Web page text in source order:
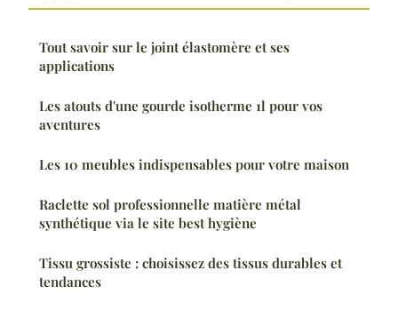
Tout savoir sur le joint élastomère et ses
applications
Les atouts d'une gourde isotherme 1l pour vos
aventures
Les 10 meubles indispensables pour votre maison
Raclette sol professionnelle matière métal
synthétique via le site best hygiène
Tissu grossiste : choisissez des tissus durables et
tendances